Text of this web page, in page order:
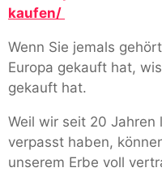
kaufen/
Wenn Sie jemals
Europa gekauft hat,
gekauft hat.
Weil wir seit 20 Jahren
verpasst haben,
unserem Erbe voll